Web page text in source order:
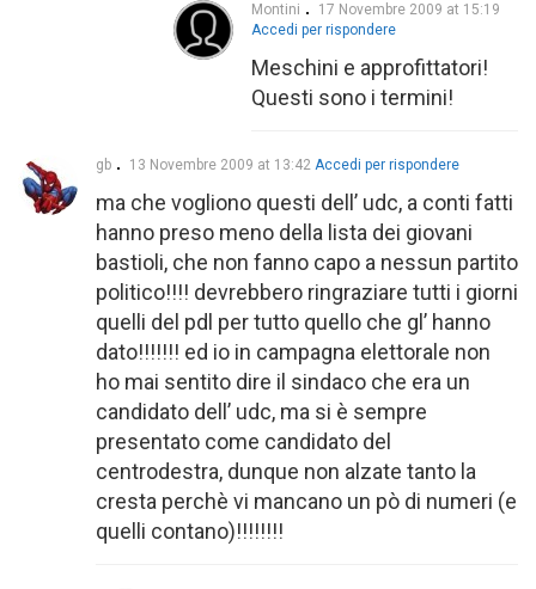
Montini
17 Novembre 2009 at 15:19
Accedi per rispondere
Meschini e approfittatori!
Questi sono i termini!
gb 13 Novembre 2009 at 13:42 Accedi per rispondere
ma che vogliono questi dell’ udc, a conti fatti
hanno preso meno della lista dei giovani
bastioli, che non fanno capo a nessun partito
politico!!!! devrebbero ringraziare tutti i giorni
quelli del pdl per tutto quello che gl’ hanno
dato!!!!!!! ed io in campagna elettorale non
ho mai sentito dire il sindaco che era un
candidato dell’ udc, ma si è sempre
presentato come candidato del
centrodestra, dunque non alzate tanto la
cresta perchè vi mancano un pò di numeri (e
quelli contano)!!!!!!!!